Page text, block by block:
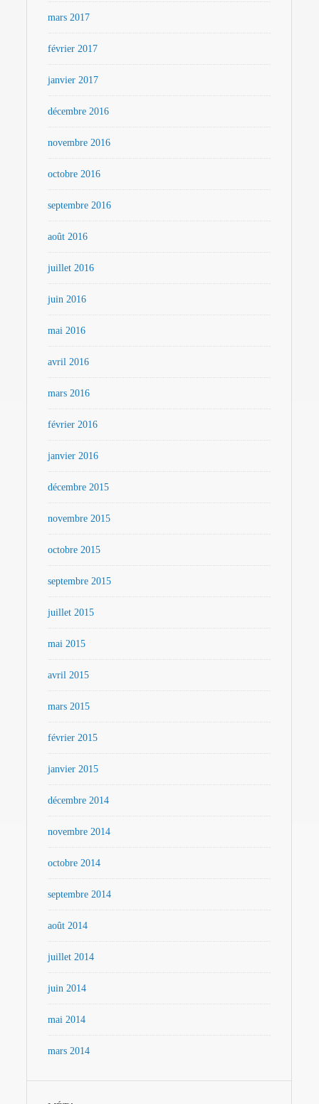
mars 2017
février 2017
janvier 2017
décembre 2016
novembre 2016
octobre 2016
septembre 2016
août 2016
juillet 2016
juin 2016
mai 2016
avril 2016
mars 2016
février 2016
janvier 2016
décembre 2015
novembre 2015
octobre 2015
septembre 2015
juillet 2015
mai 2015
avril 2015
mars 2015
février 2015
janvier 2015
décembre 2014
novembre 2014
octobre 2014
septembre 2014
août 2014
juillet 2014
juin 2014
mai 2014
mars 2014